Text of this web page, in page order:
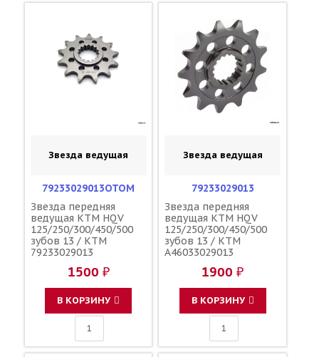
Звезда ведущая
79233029013OTOM
Звезда передняя
ведущая KTM HQV
125/250/300/450/500
зубов 13 / KTM
79233029013
1500 ₽
В КОРЗИНУ
Звезда ведущая
79233029013
Звезда передняя
ведущая KTM HQV
125/250/300/450/500
зубов 13 / KTM
A46033029013
1900 ₽
В КОРЗИНУ